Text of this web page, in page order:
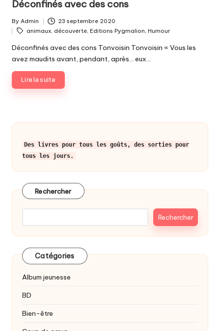
Déconfinés avec des cons
Posted
by
By Admin 23 septembre 2020
Tags:
animaux, découverte, Editions Pygmalion, Humour
Déconfinés avec des cons Tonvoisin Tonvoisin « Vous les
avez maudits avant, pendant, après… eux…
Lire la suite
Des livres pour tous les goûts, des sorties pour
tous les jours.
Rechercher
Rechercher
Catégories
Album jeunesse
BD
Bien-être